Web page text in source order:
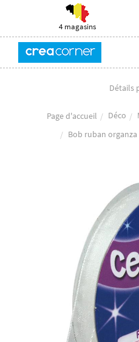
4 magasins
Détails
Page d'accueil Déco
Bob ruban